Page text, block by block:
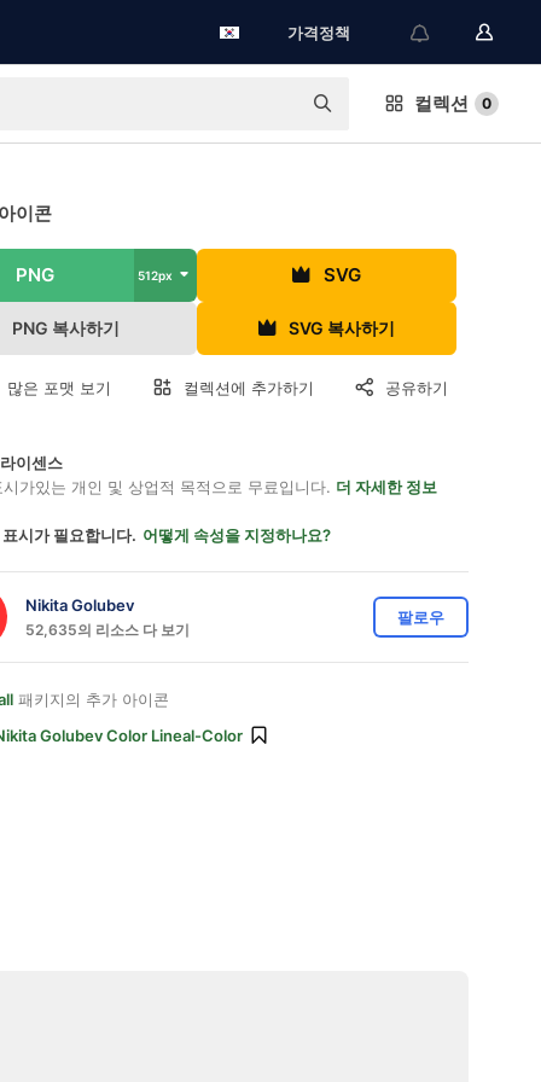
가격정책
컬렉션 0
이콘
PNG 512px SVG
PNG 복사하기 SVG 복사하기
많은 포맷 보기 컬렉션에 추가하기 공유하기
이센스
가있는 개인 및 상업적 목적으로 무료입니다. 더 자세한 정보
시가 필요합니다. 어떻게 속성을 지정하나요?
Nikita Golubev
52,635의 리소스 다 보기
팔로우
패키지의 추가 아이콘
Golubev Color Lineal-Color